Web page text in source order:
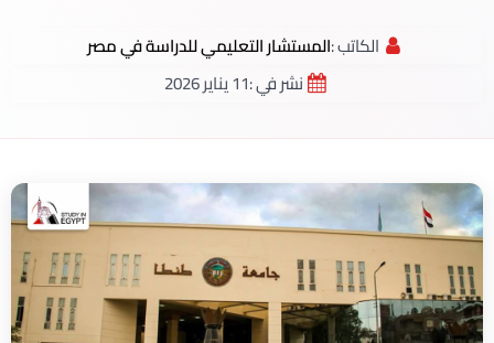
الكاتب :المستشار التعليمي للدراسة في مصر
نشر في :11 يناير 2026